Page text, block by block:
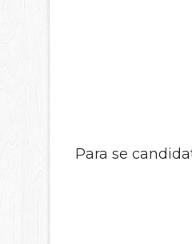
Para se